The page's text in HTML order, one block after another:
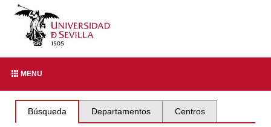
MENU
Búsqueda Departamentos Centros